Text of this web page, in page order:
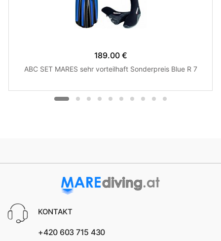
189.00 €
ABC SET MARES sehr vorteilhaft Sonderpreis Blue R 7
KONTAKT
+420 603 715 430